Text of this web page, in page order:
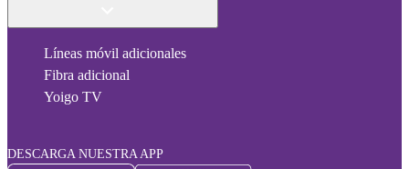
Líneas móvil adicionales
Fibra adicional
Yoigo TV
DESCARGA NUESTRA APP